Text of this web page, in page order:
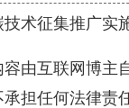
技术征集推广实
由互联网博主
担任何法律责